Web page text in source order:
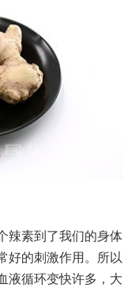
辣素到了我们的身体
好的刺激作用。所以
液循环变快许多，大